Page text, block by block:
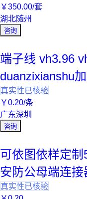
￥350.00/套
湖北随州
咨询
端子线 vh3.96
duanzixianshu
真实性已核验
￥0.20/条
广东深圳
咨询
可依图依样定
安防公母端连接
真实性已核验